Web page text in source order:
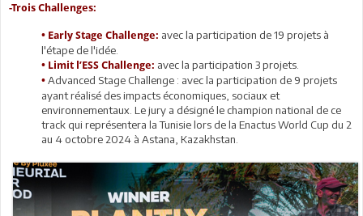
-Trois Challenges:
• Early Stage Challenge: avec la participation de 19 projets à
l'étape de l'idée.
• Limit l’ESS Challenge: avec la participation 3 projets.
• Advanced Stage Challenge : avec la participation de 9 projets
ayant réalisé des impacts économiques, sociaux et
environnementaux. Le jury a désigné le champion national de ce
track qui représentera la Tunisie lors de la Enactus World Cup du 2
au 4 octobre 2024 à Astana, Kazakhstan.